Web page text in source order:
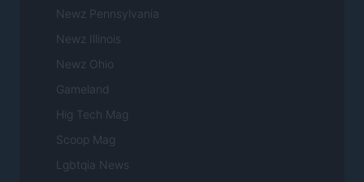
Newz Pennsylvania
Newz Illinois
Newz Ohio
Gameland
Hig Tech Mag
Scoop Mag
Lgbtqia News